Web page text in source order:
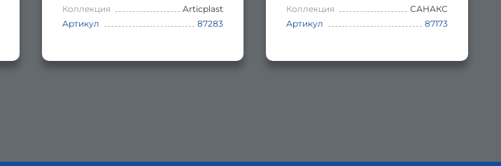
Коллекция
Articplast
Артикул
87283
Коллекция
САНАКС
Артикул
87173